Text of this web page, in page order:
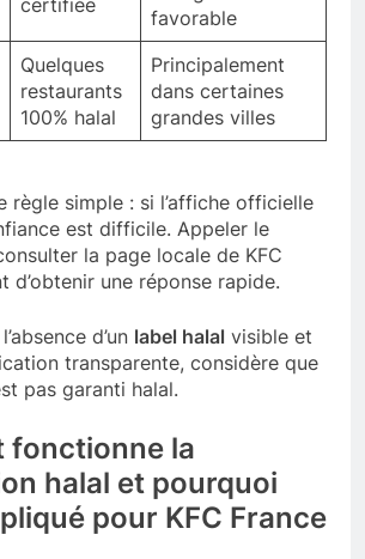
certifiée
favorable
Quelques
restaurants
100% halal
Principalement
dans certaines
grandes villes
règle simple : si l’affiche officielle
est difficile. Appeler le
la page locale de KFC
d’obtenir une réponse rapide.
d’un label halal visible et
transparente, considère que
pas garanti halal.
fonctionne la
halal et pourquoi
pour KFC France